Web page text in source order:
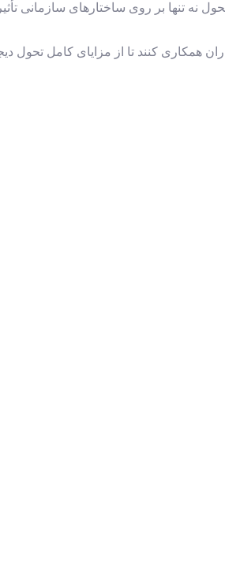
تنها بر روی ساختارهای سازمانی
کنند تا از مزایای کامل تحول